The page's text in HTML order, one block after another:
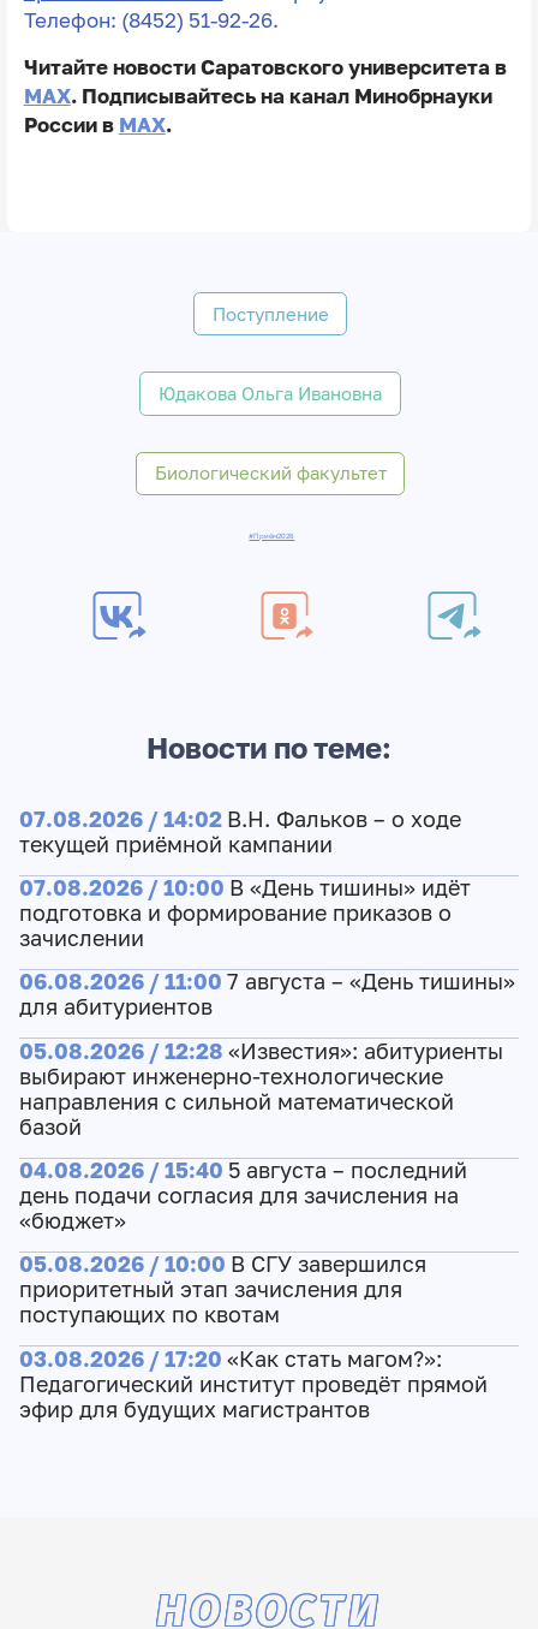
Телефон: (8452) 51-92-26.
Читайте новости Саратовского университета в
MAX. Подписывайтесь на канал Минобрнауки
России в MAX.
Поступление
Юдакова Ольга Ивановна
Биологический факультет
#Приём2026
Новости по теме:
07.08.2026 / 14:02 В.Н. Фальков – о ходе
текущей приёмной кампании
07.08.2026 / 10:00 В «День тишины» идёт
подготовка и формирование приказов о
зачислении
06.08.2026 / 11:00 7 августа – «День тишины»
для абитуриентов
05.08.2026 / 12:28 «Известия»: абитуриенты
выбирают инженерно-технологические
направления с сильной математической
базой
04.08.2026 / 15:40 5 августа – последний
день подачи согласия для зачисления на
«бюджет»
05.08.2026 / 10:00 В СГУ завершился
приоритетный этап зачисления для
поступающих по квотам
03.08.2026 / 17:20 «Как стать магом?»:
Педагогический институт проведёт прямой
эфир для будущих магистрантов
НОВОСТИ